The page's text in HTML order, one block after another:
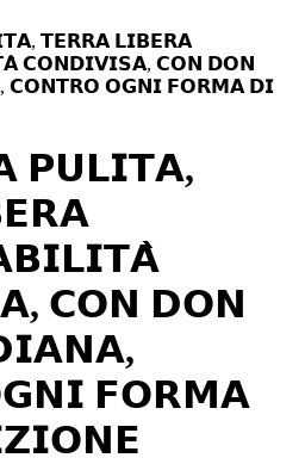
𝗧𝗘𝗥𝗥𝗔 𝗟𝗜𝗕𝗘𝗥𝗔
𝗖𝗢𝗡𝗗𝗜𝗩𝗜𝗦𝗔, 𝗖𝗢𝗡 𝗗𝗢𝗡
𝗖𝗢𝗡𝗧𝗥𝗢 𝗢𝗚𝗡𝗜 𝗙𝗢𝗥𝗠𝗔 𝗗𝗜
𝗣𝗨𝗟𝗜𝗧𝗔,
𝗖𝗢𝗡 𝗗𝗢𝗡
𝗙𝗢𝗥𝗠𝗔